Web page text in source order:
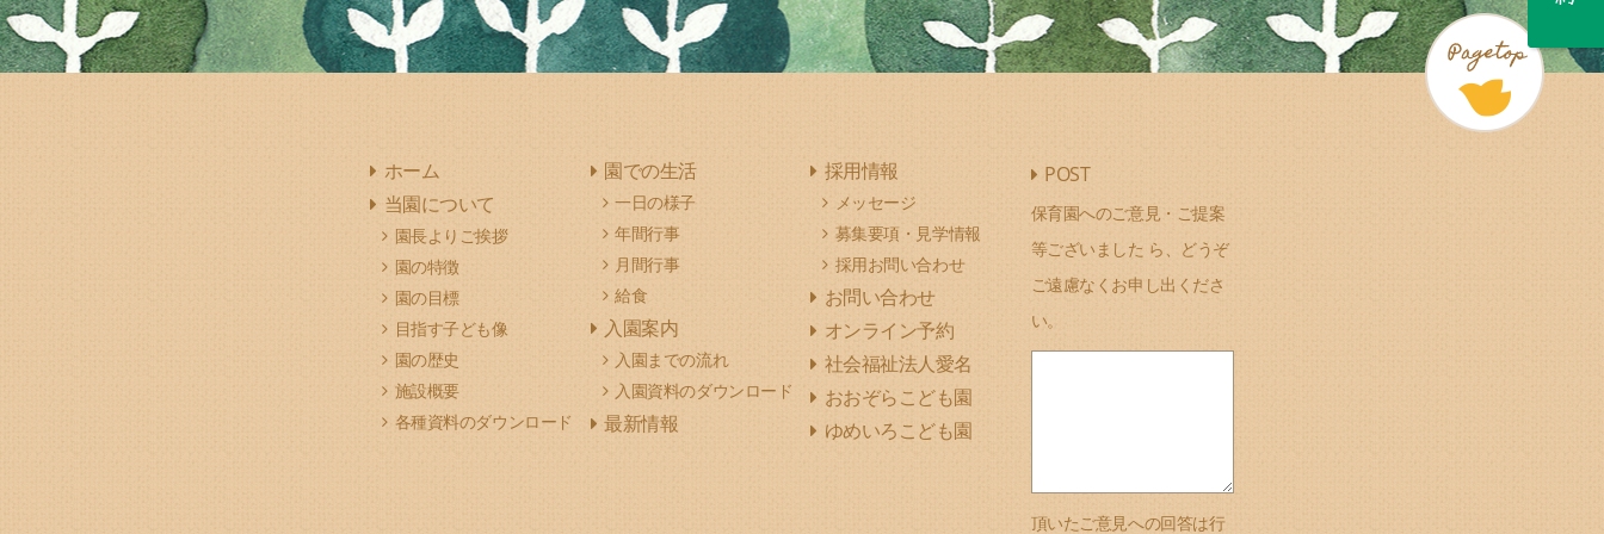
ホーム
当園について
園長よりご挨拶
園の特徴
園の目標
目指す子ども像
園の歴史
施設概要
各種資料のダウンロード
園での生活
一日の様子
年間行事
月間行事
給食
入園案内
入園までの流れ
入園資料のダウンロード
最新情報
採用情報
メッセージ
募集要項・見学情報
採用お問い合わせ
お問い合わせ
オンライン予約
社会福祉法人愛名
おおぞらこども園
ゆめいろこども園
POST
保育園へのご意見・ご提案
等ございました ら、どうぞ
ご遠慮なくお申し出くださ
い。
頂いたご意見への回答は行